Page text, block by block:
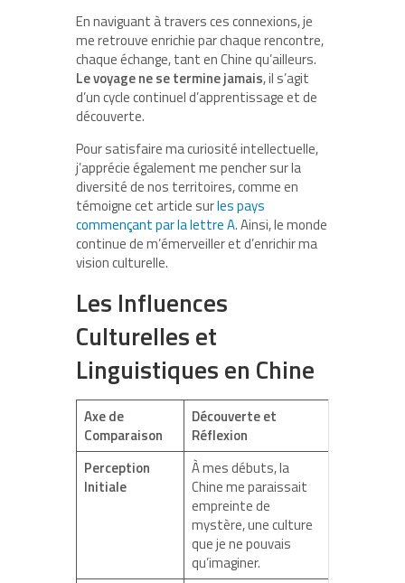
En naviguant à travers ces connexions, je
me retrouve enrichie par chaque rencontre,
chaque échange, tant en Chine qu’ailleurs.
Le voyage ne se termine jamais, il s’agit
d’un cycle continuel d’apprentissage et de
découverte.
Pour satisfaire ma curiosité intellectuelle,
j’apprécie également me pencher sur la
diversité de nos territoires, comme en
témoigne cet article surles pays
commençant par la lettre A. Ainsi, le monde
continue de m’émerveiller et d’enrichir ma
vision culturelle.
Les Influences
Culturelles et
Linguistiques en Chine
Axe de
Comparaison
Découverte et
Réflexion
Perception
Initiale
À mes débuts, la
Chine me paraissait
empreinte de
mystère, une culture
que je ne pouvais
qu’imaginer.